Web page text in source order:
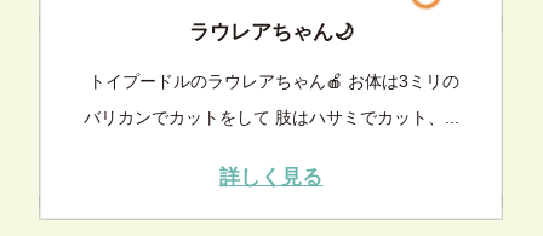
ラウレアちゃん🌙
トイプードルのラウレアちゃん🍎 お体は3ミリの
バリカンでカットをして 肢はハサミでカット、...
詳しく見る